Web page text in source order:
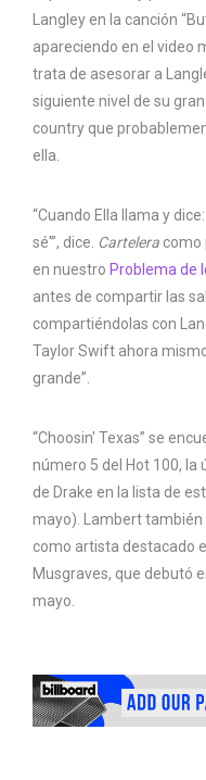
Langley en la canción
apareciendo en el video
trata de asesorar a
siguiente nivel de su
country que
ella.
“Cuando Ella llama y
sé'”, dice. Cartelera como
en nuestro Problema de
antes de compartir las
compartiéndolas con
Taylor Swift ahora
grande”.
“Choosin' Texas” se
número 5 del Hot 100, la
de Drake en la lista de
mayo). Lambert también
como artista destacado
Musgraves, que debutó
mayo.